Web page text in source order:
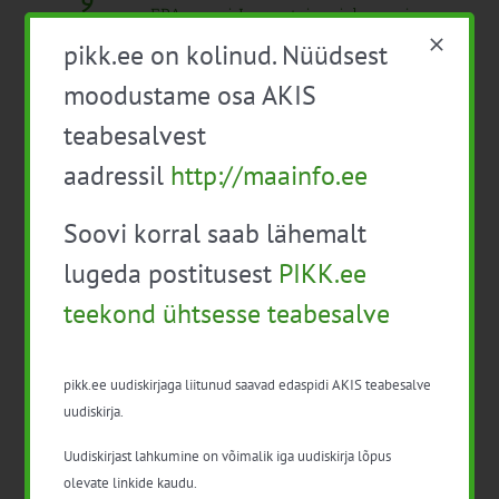
EPA messi Innovatsiooniala seminar
“Tehisaruga kiireks!”. Tasuta
14
10:30- 15:00
põllumajandustootjale Tasuta
17 Ringmajandus ja innovatsioon
22
november 2025
pikk.ee on kolinud. Nüüdsest
moodustame osa AKIS
teabesalvest
aadressil http://maainfo.ee
Soovi korral saab lähemalt
lugeda postitusest PIKK.ee
teekond ühtsesse teabesalve
pikk.ee uudiskirjaga liitunud saavad edaspidi AKIS teabesalve
uudiskirja.
Uudiskirjast lahkumine on võimalik iga uudiskirja lõpus
olevate linkide kaudu.